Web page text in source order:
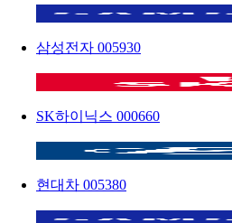
삼성전자 005930
SK하이닉스 000660
현대차 005380